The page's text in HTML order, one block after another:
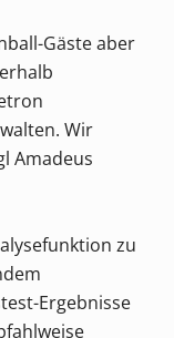
Gäste aber
Wir
Amadeus
zu
Ergebnisse